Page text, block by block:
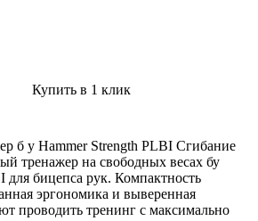
Купить в 1 клик
б у Hammer Strength PLBI Сгибание
тренажер на свободных весах бу
для бицепса рук. Компактность
эргономика и выверенная
проводить тренинг с максимально